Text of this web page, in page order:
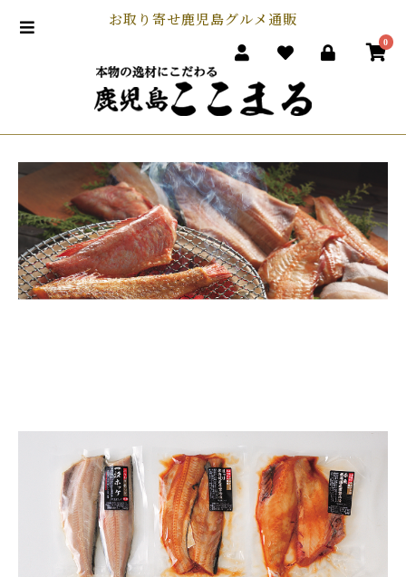
お取り寄せ鹿児島グルメ通販
0